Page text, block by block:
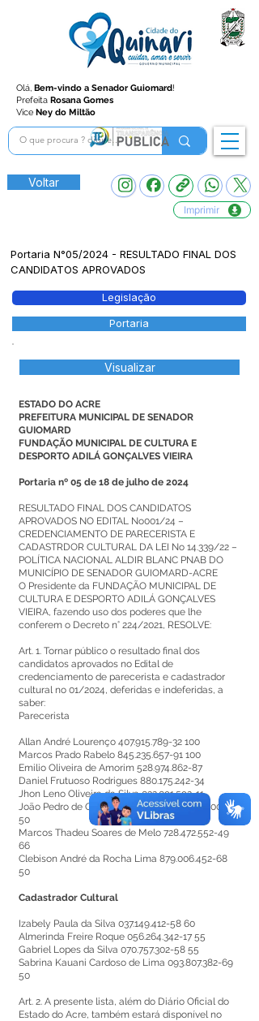
Olá, Bem-vindo a Senador Guiomard!
Prefeita Rosana Gomes
Vice Ney do Miltão
Voltar
Imprimir
Portaria N°05/2024 - RESULTADO FINAL DOS
CANDIDATOS APROVADOS
Legislação
Portaria
Visualizar
ESTADO DO ACRE
PREFEITURA MUNICIPAL DE SENADOR
GUIOMARD
FUNDAÇÃO MUNICIPAL DE CULTURA E
DESPORTO ADILÁ GONÇALVES VIEIRA
Portaria nº 05 de 18 de julho de 2024
RESULTADO FINAL DOS CANDIDATOS
APROVADOS NO EDITAL No001/24 –
CREDENCIAMENTO DE PARECERISTA E
CADASTRDOR CULTURAL DA LEI No 14.339/22 –
POLÍTICA NACIONAL ALDIR BLANC PNAB DO
MUNICÍPIO DE SENADOR GUIOMARD-ACRE
O Presidente da FUNDAÇÃO MUNICIPAL DE
CULTURA E DESPORTO ADILÁ GONÇALVES
VIEIRA, fazendo uso dos poderes que lhe
conferem o Decreto n° 224/2021, RESOLVE:
Art. 1. Tornar público o resultado final dos
candidatos aprovados no Edital de
credenciamento de parecerista e cadastrador
cultural no 01/2024, deferidas e indeferidas, a
saber:
Parecerista
Allan André Lourenço 407.915.789-32 100
Marcos Prado Rabelo 845.235.657-91 100
Emilio Oliveira de Amorim 528.974.862-87
Daniel Frutuoso Rodrigues 880.175.242-34
Jhon Leno Oliveira da Silva032.091.592-11
João Pedro de Queiroz Morales22.805.747
/0001-
50
Marcos Thadeu Soares de Melo 728.472.552-49
66
Clebison André da Rocha Lima 879.006.452-68
50
Cadastrador Cultural
Izabely Paula da Silva 037.149.412-58 60
Almerinda Freire Roque 056.264.342-17 55
Gabriel Lopes da Silva 070.757.302-58 55
Sabrina Kauani Cardoso de Lima 093.807.382-69
50
Art. 2. A presente lista, além do Diário Oficial do
Estado do Acre, também estará disponível no